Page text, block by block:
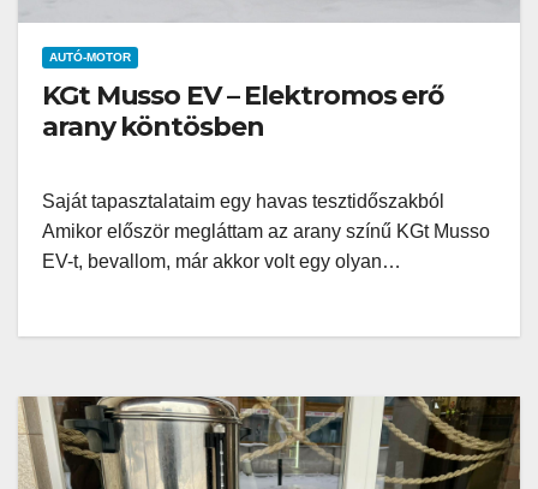
AUTÓ-MOTOR
KGt Musso EV – Elektromos erő
arany köntösben
Saját tapasztalataim egy havas tesztidőszakból
Amikor először megláttam az arany színű KGt Musso
EV-t, bevallom, már akkor volt egy olyan…